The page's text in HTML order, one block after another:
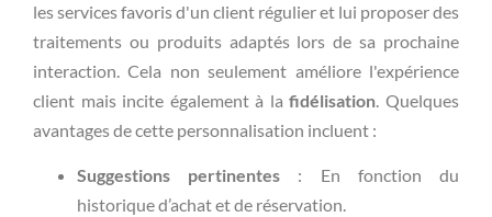
les services favoris d'un client régulier et lui proposer des
traitements ou produits adaptés lors de sa prochaine
interaction. Cela non seulement améliore l'expérience
client mais incite également à lafidélisation. Quelques
avantages de cette personnalisation incluent :
Suggestions pertinentes : En fonction du
historique d’achat et de réservation.